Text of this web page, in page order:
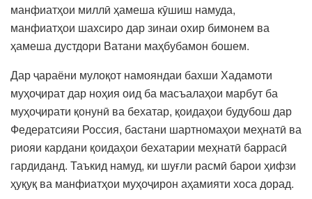
манфиатҳои миллӣ ҳамеша кӯшиш намуда,
манфиатҳои шахсиро дар зинаи охир бимонем ва
ҳамеша дустдори Ватани маҳбубамон бошем.
Дар ҷараёни мулоқот намояндаи бахши Хадамоти
муҳоҷират дар ноҳия оид ба масъалаҳои марбут ба
муҳоҷирати қонунӣ ва бехатар, қоидаҳои будубош дар
Федератсияи Россия, бастани шартномаҳои меҳнатӣ ва
риояи кардани қоидаҳои бехатарии меҳнатӣ баррасӣ
гардиданд. Таъкид намуд, ки шуғли расмӣ барои ҳифзи
ҳуқуқ ва манфиатҳои муҳоҷирон аҳамияти хоса дорад.